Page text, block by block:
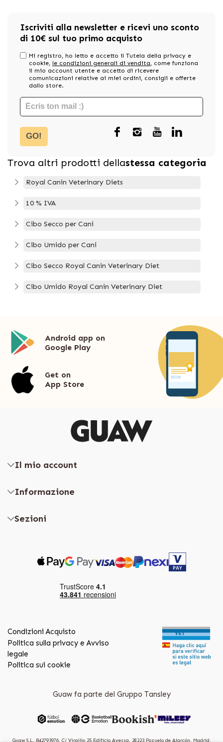
Iscriviti alla newsletter e ricevi uno sconto
di 10€ sul tuo primo acquisto
Mi registro, ho letto e accetto il Tutela della privacy e
cookie, le condizioni generali di vendita, come funziona
il mio account utente e accetto di ricevere
comunicazioni relative ai miei ordini, consigli e offerte
dallo store.
GO!
Trova altri prodotti dellastessa categoria
Royal Canin Veterinary Diets
10 % IVA
Cibo Secco per Cani
Cibo Umido per Cani
Cibo Secco Royal Canin Veterinary Diet
Cibo Umido Royal Canin Veterinary Diet
Android app on
Google Play
Get on
App Store
Il mio account
Informazione
Sezioni
Condizioni Acquisto
Politica sulla privacy e Avviso
legale
Politica sui cookie
Guaw fa parte del Gruppo Tansley
Guaw S.L. B42793976, C/ Virgilio 25 Edificio Ayessa, 28223 Pozuelo de Alarcón, Madrid.